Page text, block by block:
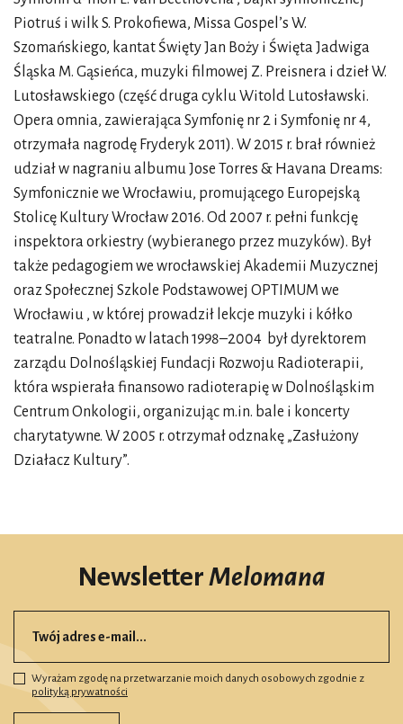
Piotruś i wilk S. Prokofiewa, Missa Gospelʼs W.
Szomańskiego, kantat Święty Jan Boży i Święta Jadwiga
Śląska M. Gąsieńca, muzyki filmowej Z. Preisnera i dzieł W.
Lutosławskiego (część druga cyklu Witold Lutosławski.
Opera omnia, zawierająca Symfonię nr 2 i Symfonię nr 4,
otrzymała nagrodę Fryderyk 2011). W 2015 r. brał również
udział w nagraniu albumu Jose Torres & Havana Dreams:
Symfonicznie we Wrocławiu, promującego Europejską
Stolicę Kultury Wrocław 2016. Od 2007 r. pełni funkcję
inspektora orkiestry (wybieranego przez muzyków). Był
także pedagogiem we wrocławskiej Akademii Muzycznej
oraz Społecznej Szkole Podstawowej OPTIMUM we
Wrocławiu , w której prowadził lekcje muzyki i kółko
teatralne. Ponadto w latach 1998–2004 był dyrektorem
zarządu Dolnośląskiej Fundacji Rozwoju Radioterapii,
która wspierała finansowo radioterapię w Dolnośląskim
Centrum Onkologii, organizując m.in. bale i koncerty
charytatywne. W 2005 r. otrzymał odznakę „Zasłużony
Działacz Kultury”.
NewsletterMelomana
Wyrażam zgodę na przetwarzanie moich danych osobowych zgodnie z
polityką prywatności